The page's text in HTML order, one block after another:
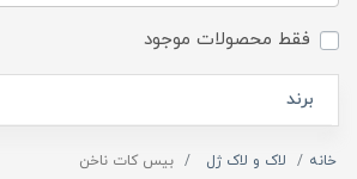
فقط محصولات موجود
برند
خانه لاک و لاک ژل بیس کات ناخن